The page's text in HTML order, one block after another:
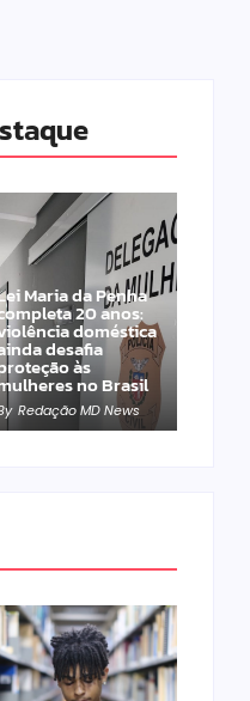
Maria da Penha
20 anos:
doméstica
desafia
às
no Brasil
Redação MD News